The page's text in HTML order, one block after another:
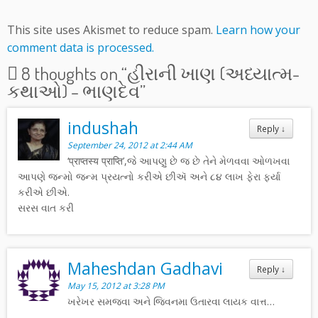
This site uses Akismet to reduce spam. Learn how your
comment data is processed.
8 thoughts on “હીરાની ખાણ (અધ્યાત્મ-
કથાઓ) – ભાણદેવ”
Reply ↓
indushah
September 24, 2012 at 2:44 AM
‘प्राप्तस्य प्राप्ति’,જે આપણુ છે જ છે તેને મેળવવા ઓળખવા
આપણે જન્મો જન્મ પ્રયત્નો કરીએ છીઍ અને ૮૪ લાખ ફેરા ફર્યા
કરીએ છીએ.
સરસ વાત કરી
Reply ↓
Maheshdan Gadhavi
May 15, 2012 at 3:28 PM
ખરેખર સમજવા અને જિવનમા ઉતારવા લાયક વાત્ત…